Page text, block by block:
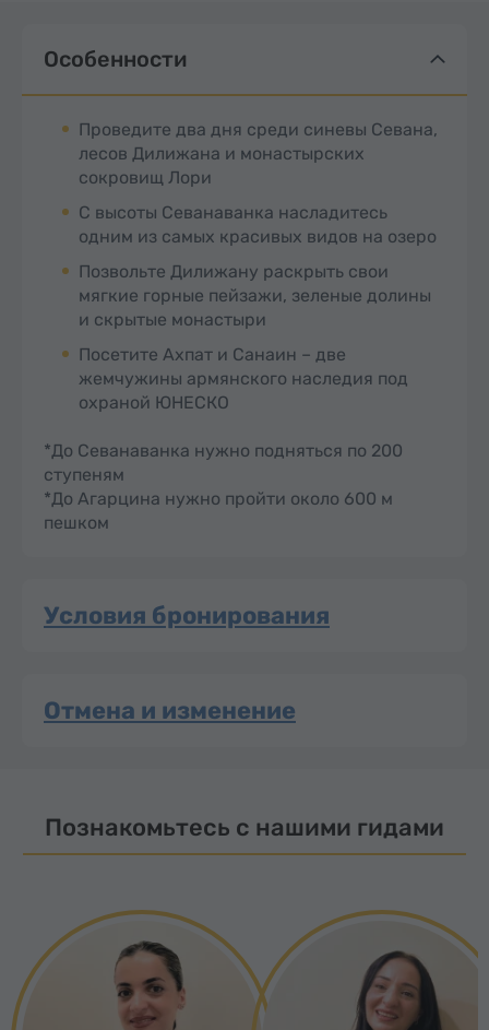
Особенности
Проведите два дня среди синевы Севана,
лесов Дилижана и монастырских
сокровищ Лори
С высоты Севанаванка насладитесь
одним из самых красивых видов на озеро
Позвольте Дилижану раскрыть свои
мягкие горные пейзажи, зеленые долины
и скрытые монастыри
Посетите Ахпат и Санаин – две
жемчужины армянского наследия под
охраной ЮНЕСКО
*До Севанаванка нужно подняться по 200
ступеням
*До Агарцина нужно пройти около 600 м
пешком
Условия бронирования
Отмена и изменение
Познакомьтесь с нашими гидами